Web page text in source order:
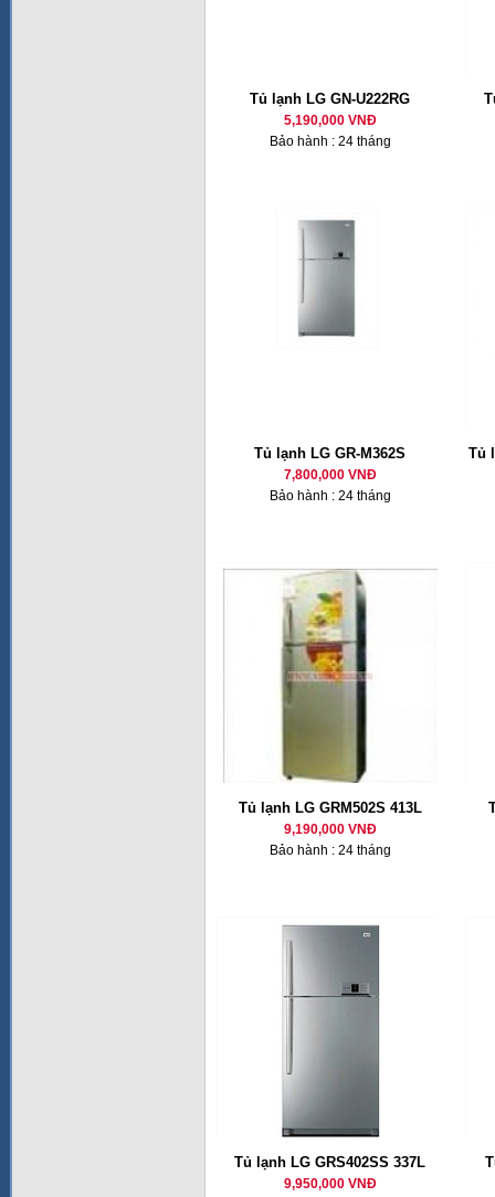
Tủ lạnh LG GN-U222RG
5,190,000 VNĐ
Bảo hành : 24 tháng
Tủ lạnh LG GR-M362S
7,800,000 VNĐ
Bảo hành : 24 tháng
Tủ
Tủ lạnh LG GRM502S 413L
9,190,000 VNĐ
Bảo hành : 24 tháng
Tủ lạnh LG GRS402SS 337L
9,950,000 VNĐ